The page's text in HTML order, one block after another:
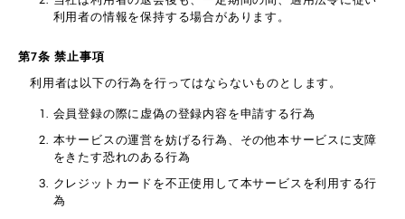
利用者の情報を保持する場合があります。
第7条 禁止事項
利用者は以下の行為を行ってはならないものとします。
会員登録の際に虚偽の登録内容を申請する行為
本サービスの運営を妨げる行為、その他本サービスに支障
をきたす恐れのある行為
クレジットカードを不正使用して本サービスを利用する行
為